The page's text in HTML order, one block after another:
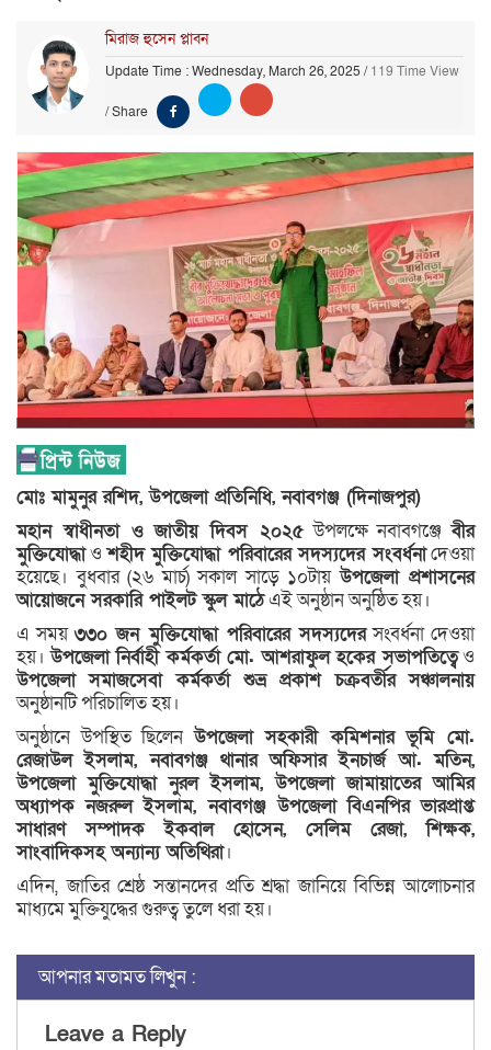
মিরাজ হুসেন প্লাবন
Update Time : Wednesday, March 26, 2025 /119 Time View
/Share
মোঃ মামুনুর রশিদ, উপজেলা প্রতিনিধি, নবাবগঞ্জ (দিনাজপুর)
মহান স্বাধীনতা ও জাতীয় দিবস ২০২৫উপলক্ষে নবাবগঞ্জেবীর
মুক্তিযোদ্ধাওশহীদ মুক্তিযোদ্ধা পরিবারের সদস্যদের সংবর্ধনাদেওয়া
হয়েছে। বুধবার (২৬ মার্চ) সকাল সাড়ে ১০টায়উপজেলা প্রশাসনের
আয়োজনে সরকারি পাইলট স্কুল মাঠেএই অনুষ্ঠান অনুষ্ঠিত হয়।
এ সময়৩৩০ জন মুক্তিযোদ্ধা পরিবারের সদস্যদেরসংবর্ধনা দেওয়া
হয়।উপজেলা নির্বাহী কর্মকর্তা মো. আশরাফুল হকের সভাপতিত্বেও
উপজেলা সমাজসেবা কর্মকর্তা শুভ্র প্রকাশ চক্রবর্তীর সঞ্চালনায়
অনুষ্ঠানটি পরিচালিত হয়।
অনুষ্ঠানে উপস্থিত ছিলেনউপজেলা সহকারী কমিশনার ভূমি মো.
রেজাউল ইসলাম, নবাবগঞ্জ থানার অফিসার ইনচার্জ আ. মতিন,
উপজেলা মুক্তিযোদ্ধা নুরল ইসলাম, উপজেলা জামায়াতের আমির
অধ্যাপক নজরুল ইসলাম, নবাবগঞ্জ উপজেলা বিএনপির ভারপ্রাপ্ত
সাধারণ সম্পাদক ইকবাল হোসেন, সেলিম রেজা, শিক্ষক,
সাংবাদিকসহ অন্যান্য অতিথিরা।
এদিন, জাতির শ্রেষ্ঠ সন্তানদের প্রতি শ্রদ্ধা জানিয়ে বিভিন্ন আলোচনার
মাধ্যমে মুক্তিযুদ্ধের গুরুত্ব তুলে ধরা হয়।
আপনার মতামত লিখুন :
Leave a Reply